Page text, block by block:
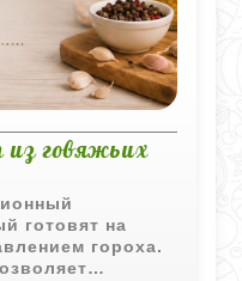
говяжьих
готовят на
гороха.